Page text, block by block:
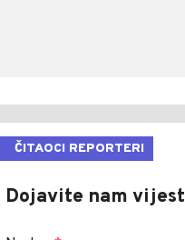
ČITAOCI REPORTERI
Dojavite nam vijest